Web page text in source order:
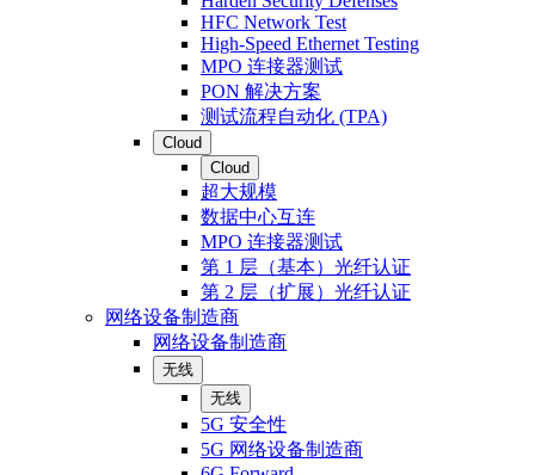
HFC Network Test
High-Speed Ethernet Testing
MPO 连接器测试
PON 解决方案
测试流程自动化 (TPA)
Cloud
Cloud
超大规模
数据中心互连
MPO 连接器测试
第 1 层（基本）光纤认证
第 2 层（扩展）光纤认证
网络设备制造商
网络设备制造商
无线
无线
5G 安全性
5G 网络设备制造商